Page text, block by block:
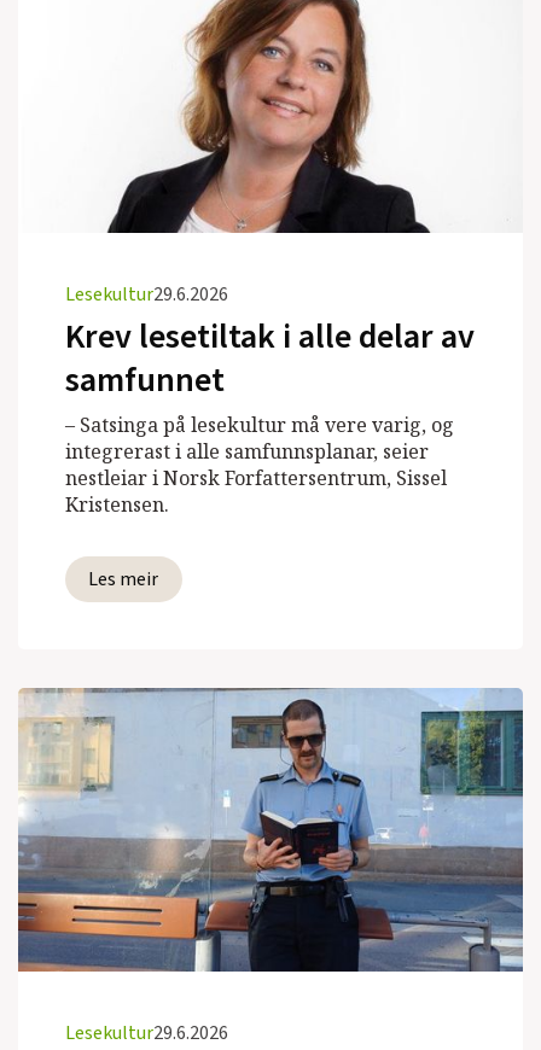
Lesekultur29.6.2026
Krev lesetiltak i alle delar av
samfunnet
– Satsinga på lesekultur må vere varig, og
integrerast i alle samfunnsplanar, seier
nestleiar i Norsk Forfattersentrum, Sissel
Kristensen.
Les meir
Lesekultur29.6.2026